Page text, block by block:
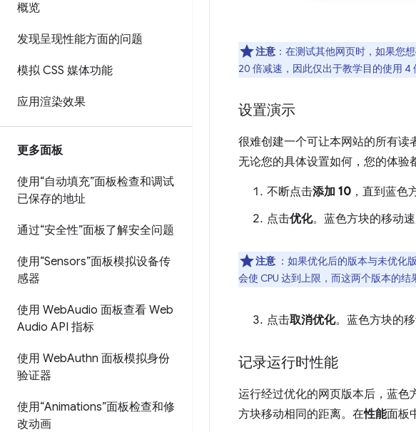
概览
发现呈现性能方面的问题
模拟 CSS 媒体功能
应用渲染效果
更多面板
使用“自动填充”面板检查和调试
已保存的地址
通过“安全性”面板了解安全问题
使用“Sensors”面板模拟设备传
感器
使用 WebAudio 面板查看 Web
Audio API 指标
使用 WebAuthn 面板模拟身份
验证器
使用“Animations”面板检查和修
改动画
注意 ：在测试其他网页时，如果您
20 倍减速，因此仅出于教学目的使用 4
设置演示
很难创建一个可让本网站的所有读
无论您的具体设置如何，您的体验
不断点击添加 10 ，直到蓝色
点击优化。蓝色方块的移动
注意 ：如果优化后的版本与未优化
会使 CPU 达到上限，而这两个版本的结
点击取消优化。蓝色方块的
记录运行时性能
运行经过优化的网页版本后，蓝色
方块移动相同的距离。在性能面板